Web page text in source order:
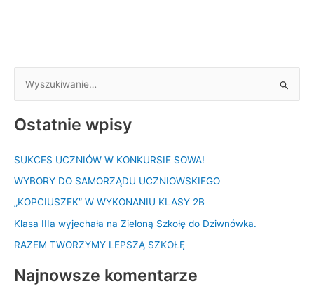
u
a
j
d
l
Ostatnie wpisy
SUKCES UCZNIÓW W KONKURSIE SOWA!
WYBORY DO SAMORZĄDU UCZNIOWSKIEGO
„KOPCIUSZEK” W WYKONANIU KLASY 2B
Klasa IIIa wyjechała na Zieloną Szkołę do Dziwnówka.
RAZEM TWORZYMY LEPSZĄ SZKOŁĘ
Najnowsze komentarze